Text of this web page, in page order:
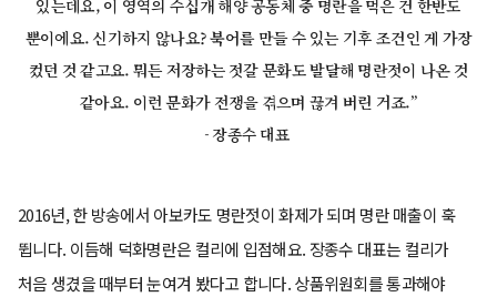
있는데요, 이 영역의 수십개 해양 공동체 중 명란을 먹은 건 한반도
뿐이에요. 신기하지 않나요? 북어를 만들 수 있는 기후 조건인 게 가장
컸던 것 같고요. 뭐든 저장하는 젓갈 문화도 발달해 명란젓이 나온 것
같아요. 이런 문화가 전쟁을 겪으며 끊겨 버린 거죠.”
- 장종수 대표
2016년, 한 방송에서 아보카도 명란젓이 화제가 되며 명란 매출이 훅
뜁니다. 이듬해 덕화명란은 컬리에 입점해요. 장종수 대표는 컬리가
처음 생겼을 때부터 눈여겨 봤다고 합니다. 상품위원회를 통과해야